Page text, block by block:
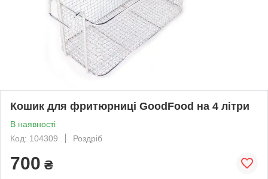
Кошик для фритюрниці GoodFood на 4 літри
В наявності
Код: 104309
Роздріб
700 ₴